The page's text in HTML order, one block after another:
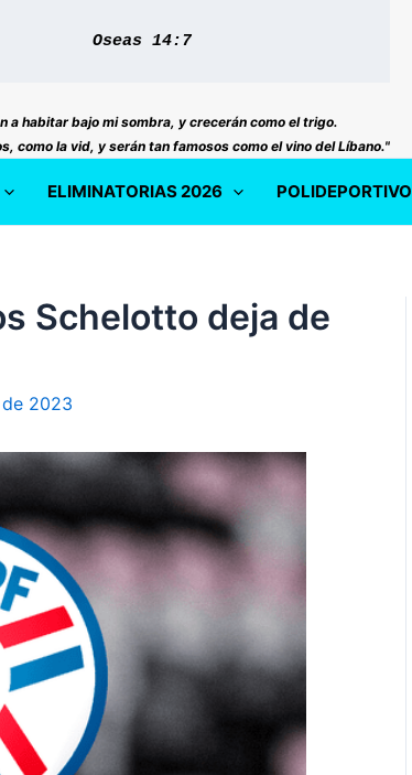
Oseas 14:7
a habitar bajo mi sombra, y crecerán como el trigo.
como la vid, y serán tan famosos como el vino del Líbano."
ELIMINATORIAS 2026 POLIDEPORTIVO
Schelotto deja de
2023